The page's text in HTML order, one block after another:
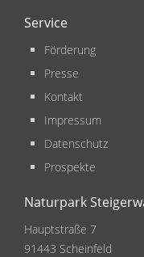
Service
Förderung
Presse
Kontakt
Impressum
Datenschutz
Prospekte
Naturpark
Hauptstraße 7
91443 Scheinfeld